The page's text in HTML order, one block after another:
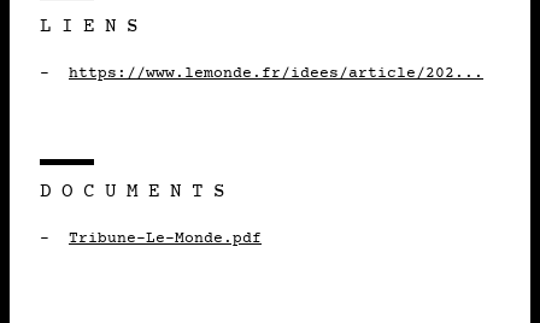
PODCAST – DANS LA PEAU
Martin Julier-Costes
03-10
LIENS
https://www.lemonde.fr/idees/article/202...
DOCUMENTS
Tribune-Le-Monde.pdf